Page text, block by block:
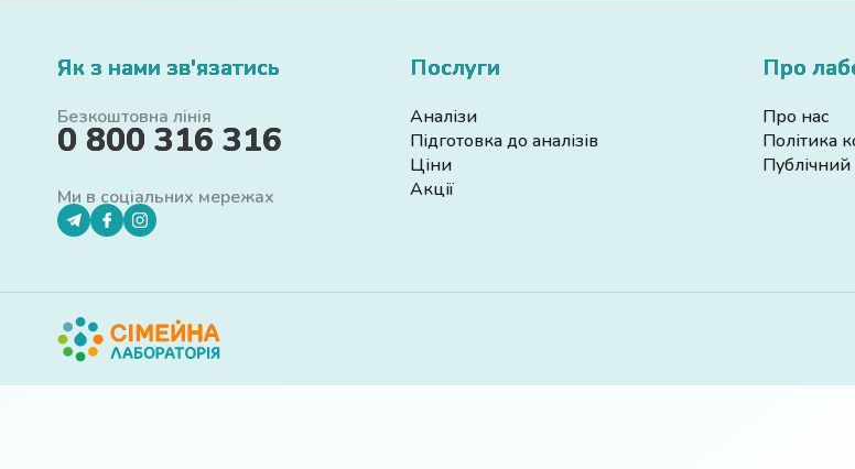
Як з нами зв'язатись
Безкоштовна лінія
0 800 316 316
Ми в соціальних мережах
Послуги
Аналізи
Підготовка до аналізів
Ціни
Акції
Про
Про нас
Політика
Публічний